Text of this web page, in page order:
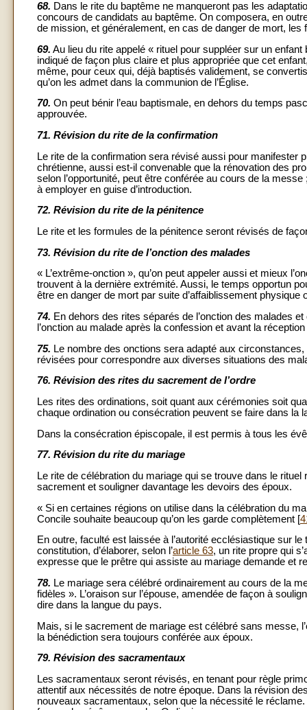
68. Dans le rite du baptême ne manqueront pas les
concours de candidats au baptême. On composera, en
de mission, et généralement, en cas de danger de mort, les
69. Au lieu du rite appelé « rituel pour suppléer sur un
indiqué de façon plus claire et plus appropriée que cet
même, pour ceux qui, déjà baptisés validement, se
qu’on les admet dans la communion de l’Église.
70. On peut bénir l’eau baptismale, en dehors du temps
approuvée.
71. Révision du rite de la confirmation
Le rite de la confirmation sera révisé aussi pour manifester
chrétienne, aussi est-il convenable que la rénovation des
selon l’opportunité, peut être conférée au cours de la
à employer en guise d’introduction.
72. Révision du rite de la pénitence
Le rite et les formules de la pénitence seront révisés de
73. Révision du rite de l’onction des malades
« L’extrême-onction », qu’on peut appeler aussi et mieux
trouvent à la dernière extrémité. Aussi, le temps opportun
être en danger de mort par suite d’affaiblissement physique
74. En dehors des rites séparés de l’onction des malades
l’onction au malade après la confession et avant la
75. Le nombre des onctions sera adapté aux
révisées pour correspondre aux diverses situations des
76. Révision des rites du sacrement de l’ordre
Les rites des ordinations, soit quant aux cérémonies soit
chaque ordination ou consécration peuvent se faire dans la
Dans la consécration épiscopale, il est permis à tous les
77. Révision du rite du mariage
Le rite de célébration du mariage qui se trouve dans le
sacrement et souligner davantage les devoirs des époux.
« Si en certaines régions on utilise dans la célébration du
Concile souhaite beaucoup qu’on les garde complètement [
En outre, faculté est laissée à l’autorité ecclésiastique sur
constitution, d’élaborer, selon l’article 63, un rite propre qui
expresse que le prêtre qui assiste au mariage demande et
78. Le mariage sera célébré ordinairement au cours de la
fidèles ». L’oraison sur l’épouse, amendée de façon à
dire dans la langue du pays.
Mais, si le sacrement de mariage est célébré sans messe,
la bénédiction sera toujours conférée aux époux.
79. Révision des sacramentaux
Les sacramentaux seront révisés, en tenant pour règle
attentif aux nécessités de notre époque. Dans la révision
nouveaux sacramentaux, selon que la nécessité le